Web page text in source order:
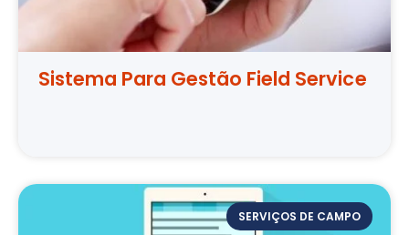
Sistema Para Gestão Field Service
SERVIÇOS DE CAMPO